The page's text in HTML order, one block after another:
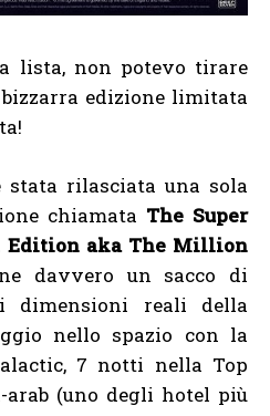
lista, non potevo tirare
edizione limitata
stata rilasciata una sola
chiamata The Super
Edition aka The Million
davvero un sacco di
dimensioni reali della
nello spazio con la
7 notti nella Top
arab (uno degli hotel più